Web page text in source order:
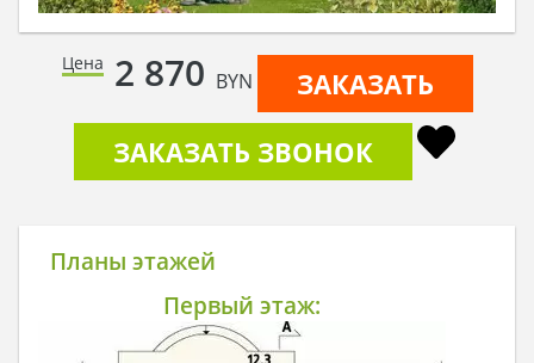
Цена 2 870 BYN
ЗАКАЗАТЬ
ЗАКАЗАТЬ ЗВОНОК
Планы этажей
Первый этаж: